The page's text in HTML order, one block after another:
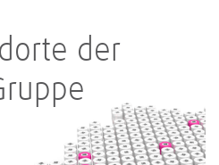
der